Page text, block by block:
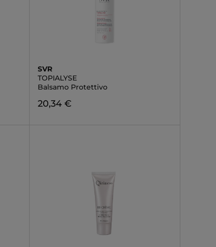
SVR
TOPIALYSE
Balsamo Protettivo
20,34 €